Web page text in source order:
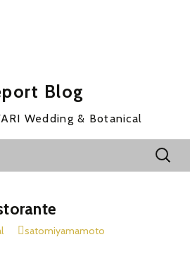
Blog
Wedding & Botanical
検
satomiyamamoto